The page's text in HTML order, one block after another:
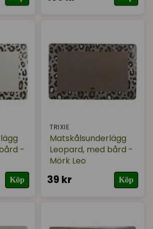
-
Köp
TRIXIE
Matskålsunderlägg
Leopard, med bård -
Mörk Leo
39 kr Köp